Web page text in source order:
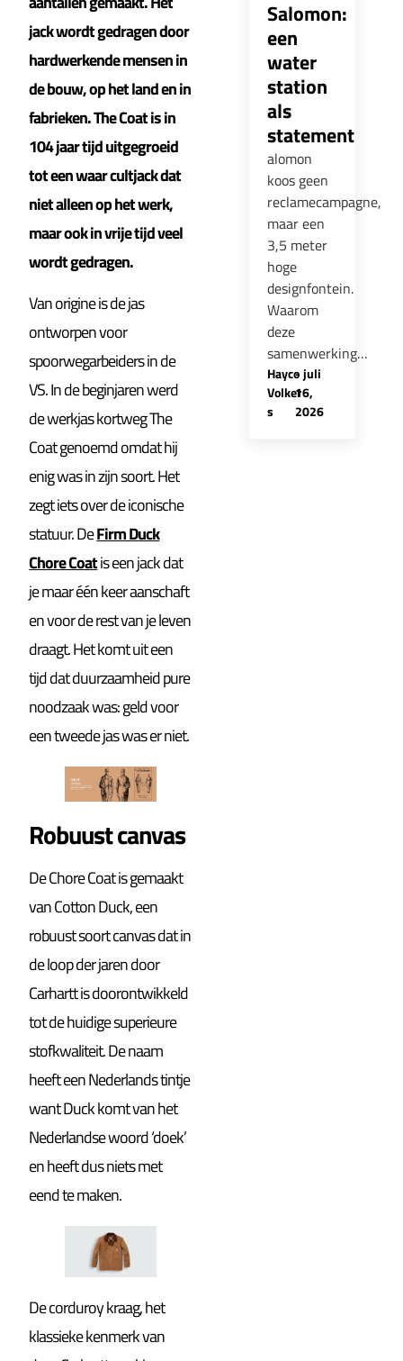
jack wordt gedragen door
hardwerkende mensen in
de bouw, op het land en in
fabrieken. The Coat is in
104 jaar tijd uitgegroeid
tot een waar cultjack dat
niet alleen op het werk,
maar ook in vrije tijd veel
wordt gedragen.
Van origine is de jas
ontworpen voor
spoorwegarbeiders in de
VS. In de beginjaren werd
de werkjas kortweg The
Coat genoemd omdat hij
enig was in zijn soort. Het
zegt iets over de iconische
statuur. DeFirm Duck
Chore Coatis een jack dat
je maar één keer aanschaft
en voor de rest van je leven
draagt. Het komt uit een
tijd dat duurzaamheid pure
noodzaak was: geld voor
een tweede jas was er niet.
Robuust canvas
De Chore Coat is gemaakt
van Cotton Duck, een
robuust soort canvas dat in
de loop der jaren door
Carhartt is doorontwikkeld
tot de huidige superieure
stofkwaliteit. De naam
heeft een Nederlands tintje
want Duck komt van het
Nederlandse woord ‘doek’
en heeft dus niets met
eend te maken.
De corduroy kraag, het
klassieke kenmerk van
Salomon:
een
water
station
als
statement
alomon
koos geen
reclamecampagne,
maar een
3,5 meter
hoge
designfontein.
Waarom
deze
samenwerking…
Hayco
Volker
s
-juli
16,
2026